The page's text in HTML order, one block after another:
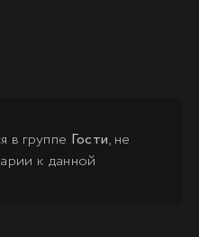
в группе Гости, не
к данной